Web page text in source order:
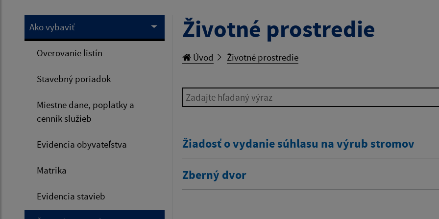
Ako vybaviť
Overovanie listín
Stavebný poriadok
Miestne dane, poplatky a
cenník služieb
Evidencia obyvateľstva
Matrika
Evidencia stavieb
Životné prostredie
Úvod Životné prostredie
Zadajte hľadaný výraz
Žiadosť o vydanie súhlasu na výrub stromov
Zberný dvor